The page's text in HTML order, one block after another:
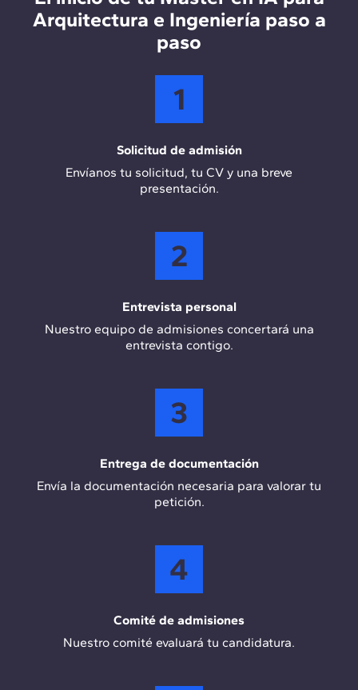
diseño, planificación y gestión de proyectos
mediante IA.
Arquitectura e Ingeniería paso a
paso
1
Solicitud de admisión
Envíanos tu solicitud, tu CV y una breve
presentación.
2
Entrevista personal
Nuestro equipo de admisiones concertará una
entrevista contigo.
3
Entrega de documentación
Envía la documentación necesaria para valorar tu
petición.
4
Comité de admisiones
Nuestro comité evaluará tu candidatura.